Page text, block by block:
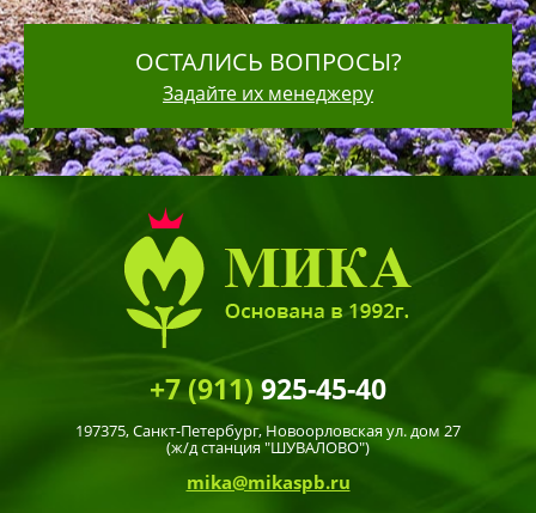
ОСТАЛИСЬ ВОПРОСЫ?
Задайте их менеджеру
+7 (911)925-45-40
197375,Санкт-Петербург, Новоорловская ул. дом 27
(ж/д станция "ШУВАЛОВО")
mika@mikaspb.ru